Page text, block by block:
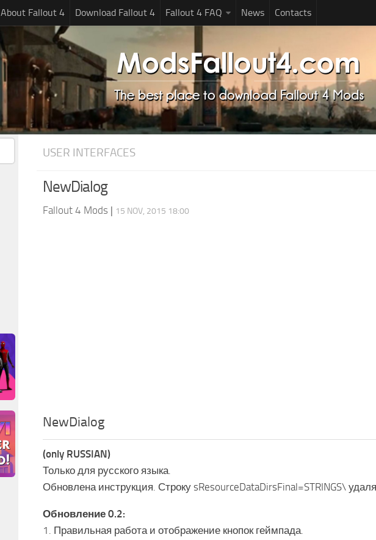
About Fallout 4 Download Fallout 4 Fallout 4 FAQ News Contacts
USER INTERFACES
NewDialog
Fallout 4 Mods | 15 NOV, 2015 18:00
NewDialog
(only RUSSIAN)
Только для русского языка.
Обновлена инструкция. Строку sResourceDataDirsFinal=STRINGS\
Обновление 0.2:
1. Правильная работа и отображение кнопок геймпада.